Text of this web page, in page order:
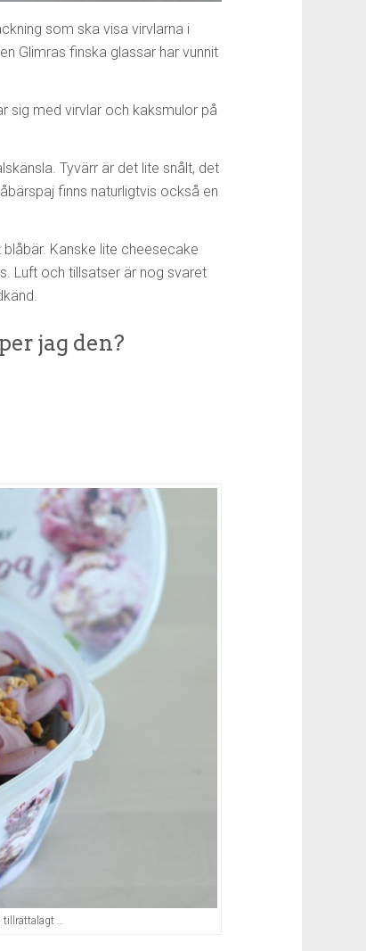
som ska visa virvlarna i
Glimras finska glassar har vunnit
sig med virvlar och kaksmulor på
Tyvärr är det lite snålt, det
finns naturligtvis också en
Kanske lite cheesecake
Luft och tillsatser är nog svaret
jag den?
tillrättalagt …